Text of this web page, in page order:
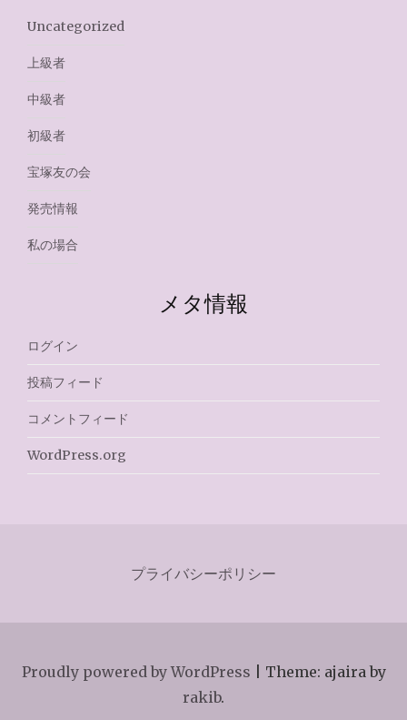
Uncategorized
上級者
中級者
初級者
宝塚友の会
発売情報
私の場合
メタ情報
ログイン
投稿フィード
コメントフィード
WordPress.org
プライバシーポリシー
Proudly powered by WordPress
Theme: ajaira by
rakib.